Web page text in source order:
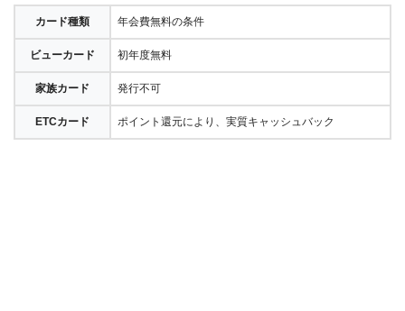
カード種類 年会費無料の条件
ビューカード 初年度無料
家族カード 発行不可
ETCカード ポイント還元により、実質キャッシュバック